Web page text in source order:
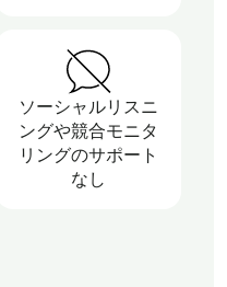
ソーシャルリスニ
ングや競合モニタ
リングのサポート
なし